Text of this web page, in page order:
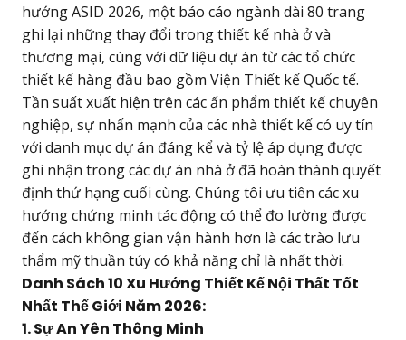
hướng ASID 2026, một báo cáo ngành dài 80 trang
ghi lại những thay đổi trong thiết kế nhà ở và
thương mại, cùng với dữ liệu dự án từ các tổ chức
thiết kế hàng đầu bao gồm Viện Thiết kế Quốc tế.
Tần suất xuất hiện trên các ấn phẩm thiết kế chuyên
nghiệp, sự nhấn mạnh của các nhà thiết kế có uy tín
với danh mục dự án đáng kể và tỷ lệ áp dụng được
ghi nhận trong các dự án nhà ở đã hoàn thành quyết
định thứ hạng cuối cùng. Chúng tôi ưu tiên các xu
hướng chứng minh tác động có thể đo lường được
đến cách không gian vận hành hơn là các trào lưu
thẩm mỹ thuần túy có khả năng chỉ là nhất thời.
Danh Sách 10 Xu Hướng Thiết Kế Nội Thất Tốt
Nhất Thế Giới Năm 2026:
1. Sự An Yên Thông Minh